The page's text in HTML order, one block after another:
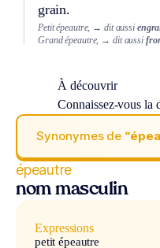
grain.
Petit épeautre, → dit aussi
Grand épeautre, → dit aussi
À découvrir
Connaissez-vous
Synonymes de
épeautre
nom masculin
Expressions
petit épeautre